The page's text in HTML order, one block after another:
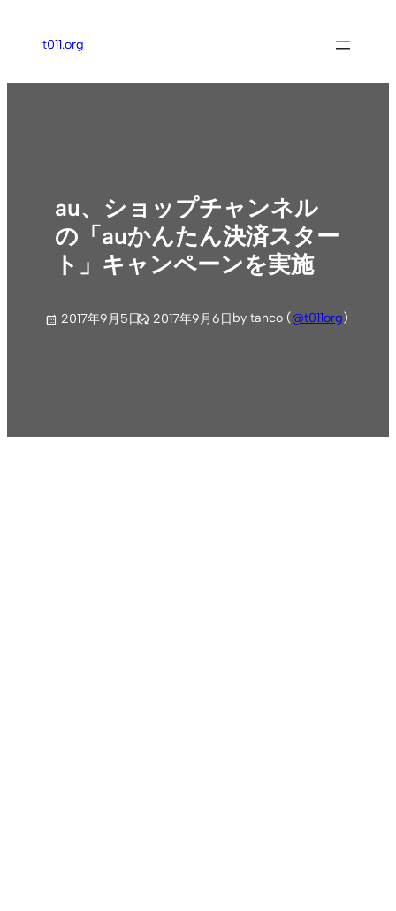
ス
t011.org
au、ショップチャンネル
の「auかんたん決済スター
ト」キャンペーンを実施
2017年9月5日 2017年9月6日by tanco (@t011org)